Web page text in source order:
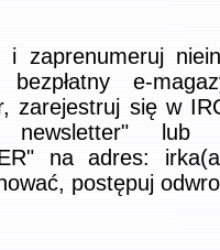
zaprenumeruj
e-
zarejestruj się w
newsletter"
na adres:
postępuj